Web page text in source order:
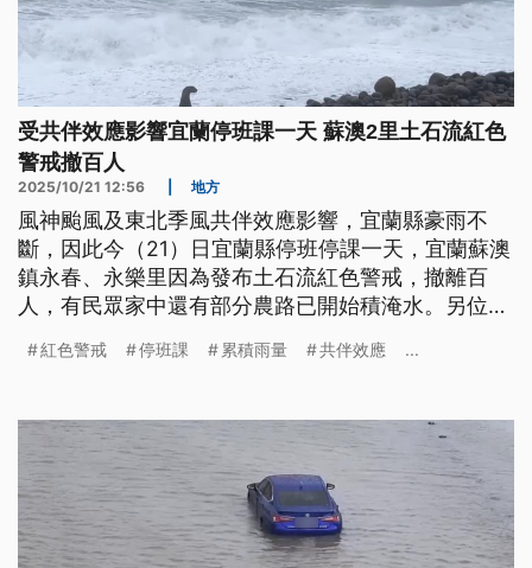
受共伴效應影響宜蘭停班課一天 蘇澳2里土石流紅色
警戒撤百人
2025/10/21 12:56 地方
風神颱風及東北季風共伴效應影響，宜蘭縣豪雨不
斷，因此今（21）日宜蘭縣停班停課一天，宜蘭蘇澳
鎮永春、永樂里因為發布土石流紅色警戒，撤離百
人，有民眾家中還有部分農路已開始積淹水。另位頭
紅色警戒 停班課 累積雨量 共伴效應 ...